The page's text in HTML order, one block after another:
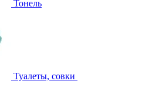
Тонель
Туалеты, совки